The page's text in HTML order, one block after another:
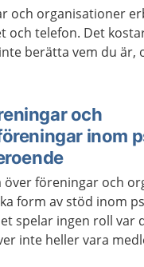
och organisationer
och telefon. Det
berätta vem du är,
och
inom
över föreningar och
av stöd inom psykisk hälsa
spelar ingen roll var
inte heller vara